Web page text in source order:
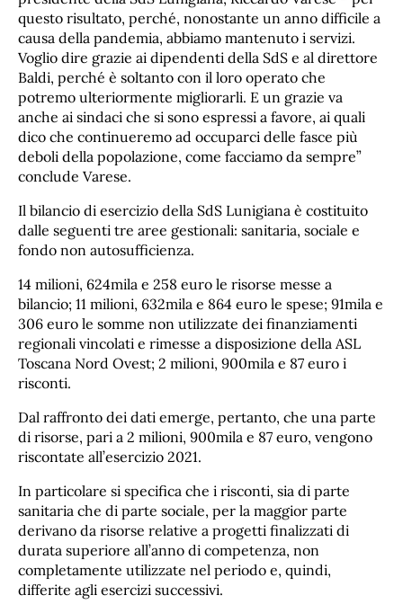
questo risultato, perché, nonostante un anno difficile a
causa della pandemia, abbiamo mantenuto i servizi.
Voglio dire grazie ai dipendenti della SdS e al direttore
Baldi, perché è soltanto con il loro operato che
potremo ulteriormente migliorarli. E un grazie va
anche ai sindaci che si sono espressi a favore, ai quali
dico che continueremo ad occuparci delle fasce più
deboli della popolazione, come facciamo da sempre”
conclude Varese.
Il bilancio di esercizio della SdS Lunigiana è costituito
dalle seguenti tre aree gestionali: sanitaria, sociale e
fondo non autosufficienza.
14 milioni, 624mila e 258 euro le risorse messe a
bilancio; 11 milioni, 632mila e 864 euro le spese; 91mila e
306 euro le somme non utilizzate dei finanziamenti
regionali vincolati e rimesse a disposizione della ASL
Toscana Nord Ovest; 2 milioni, 900mila e 87 euro i
risconti.
Dal raffronto dei dati emerge, pertanto, che una parte
di risorse, pari a 2 milioni, 900mila e 87 euro, vengono
riscontate all’esercizio 2021.
In particolare si specifica che i risconti, sia di parte
sanitaria che di parte sociale, per la maggior parte
derivano da risorse relative a progetti finalizzati di
durata superiore all’anno di competenza, non
completamente utilizzate nel periodo e, quindi,
differite agli esercizi successivi.